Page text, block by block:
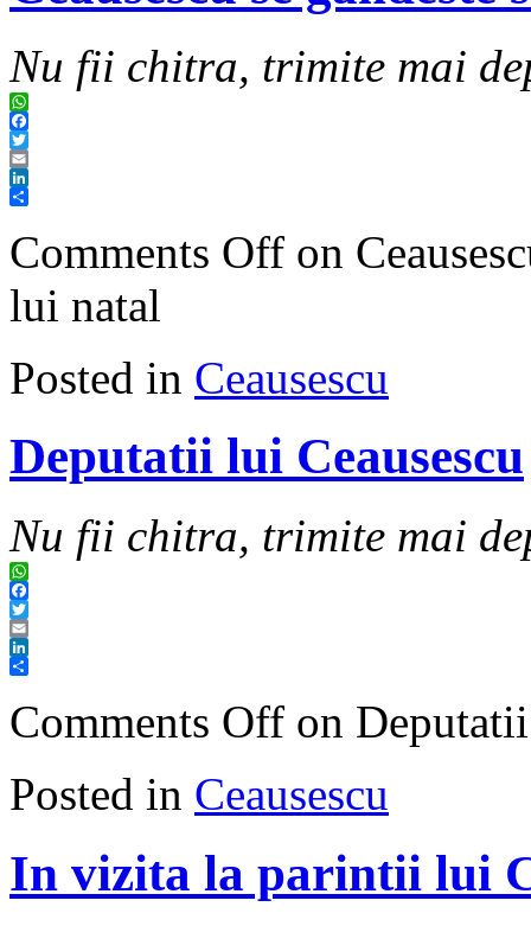
Nu fii chitra, trimite mai
WhatsApp
Facebook
Twitter
Email
LinkedIn
Comments Off on
lui natal
Posted in Ceausescu
Deputatii lui Ceausescu
Nu fii chitra, trimite mai
WhatsApp
Facebook
Twitter
Email
LinkedIn
Comments Off on
Posted in Ceausescu
In vizita la parintii lui